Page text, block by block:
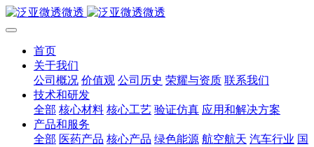
首页
关于我们
公司概况 价值观 公司历史 荣耀与资质 联系我们
技术和研发
全部 核心材料 核心工艺 验证仿真 应用和解决方案
产品和服务
全部 医药产品 核心产品 绿色能源 航空航天 汽车行业 国